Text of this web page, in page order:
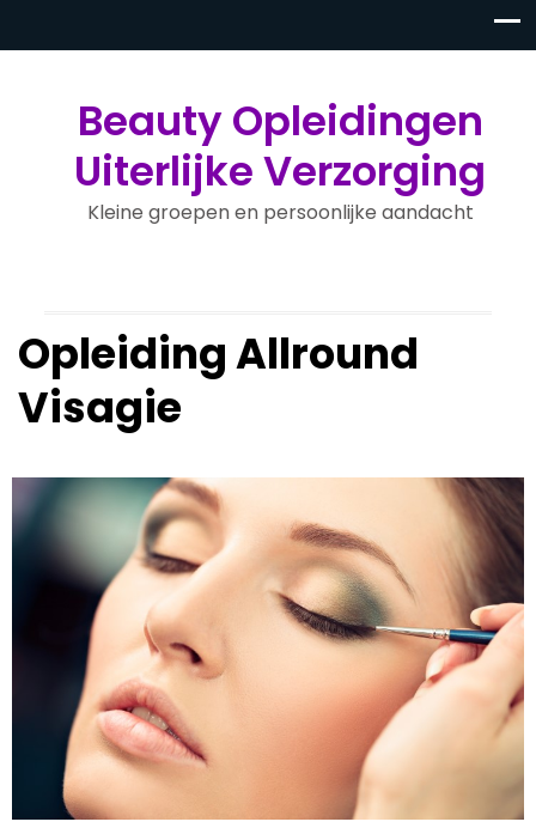
Beauty Opleidingen
Uiterlijke Verzorging
Kleine groepen en persoonlijke aandacht
Opleiding Allround
Visagie